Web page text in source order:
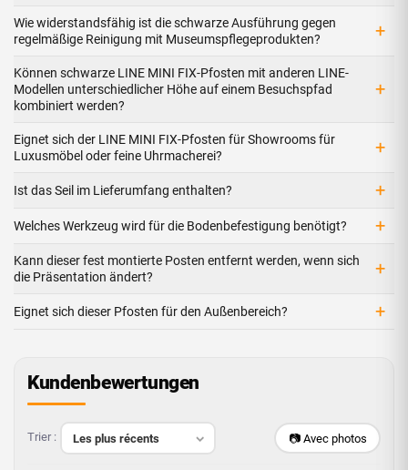
Wie widerstandsfähig ist die schwarze Ausführung gegen
regelmäßige Reinigung mit Museumspflegeprodukten?
+
Können schwarze LINE MINI FIX-Pfosten mit anderen LINE-
Modellen unterschiedlicher Höhe auf einem Besuchspfad
kombiniert werden?
+
Eignet sich der LINE MINI FIX-Pfosten für Showrooms für
Luxusmöbel oder feine Uhrmacherei?
+
Ist das Seil im Lieferumfang enthalten? +
Welches Werkzeug wird für die Bodenbefestigung benötigt? +
Kann dieser fest montierte Posten entfernt werden, wenn sich
die Präsentation ändert?
+
Eignet sich dieser Pfosten für den Außenbereich? +
Kundenbewertungen
Trier : 📷 Avec photos